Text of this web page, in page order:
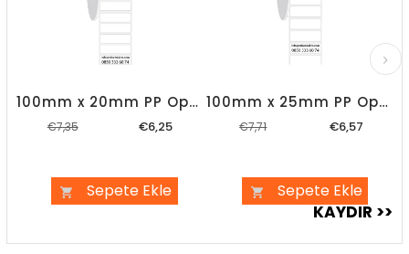
100mm x 20mm PP Opak Etiket
€6,25
€7,35
Sepete Ekle
100mm x 25mm PP Opak Etiket
€6,57
€7,71
Sepete Ekle